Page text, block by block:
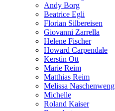
Andy Borg
Beatrice Egli
Florian Silbereisen
Giovanni Zarrella
Helene Fischer
Howard Carpendale
Kerstin Ott
Marie Reim
Matthias Reim
Melissa Naschenweng
Michelle
Roland Kaiser